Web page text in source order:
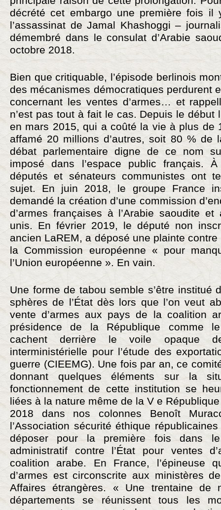
décrété cet embargo une première fois
l’assassinat de Jamal Khashoggi –
démembré dans le consulat d’Arabie
octobre 2018.
Bien que critiquable, l’épisode berlinois
des mécanismes démocratiques perdurent
concernant les ventes d’armes… et
n’est pas tout à fait le cas. Depuis le début
en mars 2015, qui a coûté la vie à plus de
affamé 20 millions d’autres, soit 80 % de
débat parlementaire digne de ce nom
imposé dans l’espace public français.
députés et sénateurs communistes ont
sujet. En juin 2018, le groupe France
demandé la création d’une commission
d’armes françaises à l’Arabie saoudite
unis. En février 2019, le député non
ancien LaREM, a déposé une plainte
la Commission européenne « pour
l’Union européenne ». En vain.
Une forme de tabou semble s’être institué
sphères de l’État dès lors que l’on veut
vente d’armes aux pays de la coalition
présidence de la République comme
cachent derrière le voile opaque
interministérielle pour l’étude des
guerre (CIEEMG). Une fois par an, ce
donnant quelques éléments sur la
fonctionnement de cette institution se
liées à la nature même de la V e
2018 dans nos colonnes Benoît
l’Association sécurité éthique
déposer pour la première fois dans
administratif contre l’État pour ventes
coalition arabe. En France, l’épineuse
d’armes est circonscrite aux ministères
Affaires étrangères. « Une trentaine de
départements se réunissent tous les